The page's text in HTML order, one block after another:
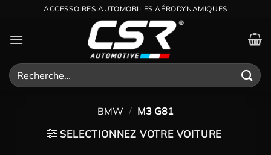
contenu
ACCESSOIRES AUTOMOBILES AÉRODYNAMIQUES
Recherche
pour :
BMW / M3 G81
SELECTIONNEZ VOTRE VOITURE